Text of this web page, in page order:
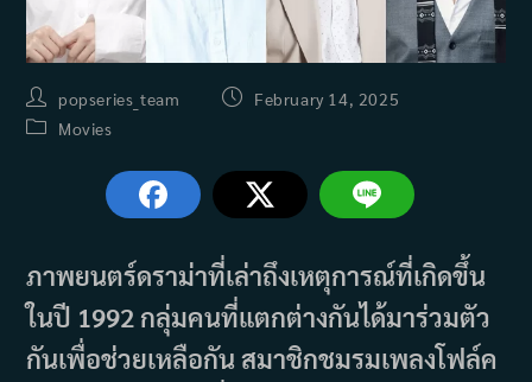
Post
author:
popseries_team
PostFebruary 14, 2025
PostMovies
ภาพยนตร์ดราม่าที่เล่าถึงเหตุการณ์ที่เกิดขึ้น
ในปี 1992 กลุ่มคนที่แตกต่างกันได้มาร่วมตัว
กันเพื่อช่วยเหลือกัน สมาชิกชมรมเพลงโฟล์ค